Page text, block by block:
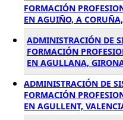
FORMACIÓN
EN AGUIÑO, A
ADMINISTRACIÓN DE
FORMACIÓN
EN AGULLANA,
ADMINISTRACIÓN DE
FORMACIÓN
EN AGULLENT,